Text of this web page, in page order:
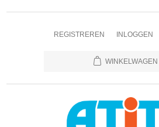
REGISTREREN INLOGGEN
WINKELWAGEN